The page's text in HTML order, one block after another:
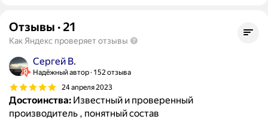
Отзывы · 21
Как Яндекс проверяет отзывы
Сергей В.
Надёжный автор 152 отзыва
24 апреля 2023
Достоинства: Известный и проверенный
производитель , понятный состав